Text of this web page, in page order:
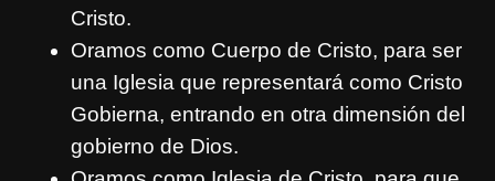
Cristo.
Oramos como Cuerpo de Cristo, para ser
una Iglesia que representará como Cristo
Gobierna, entrando en otra dimensión del
gobierno de Dios.